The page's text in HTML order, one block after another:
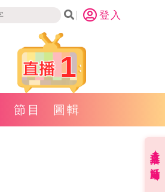
登入
1
節目 圖輯
直播✦活動